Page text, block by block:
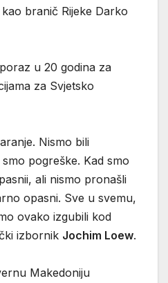
branič Rijeke Darko
u 20 godina za
za Svjetsko
Nismo bili
pogreške. Kad smo
ali nismo pronašli
opasni. Sve u svemu,
ovako izgubili kod
izbornik Jochim Loew.
Makedoniju